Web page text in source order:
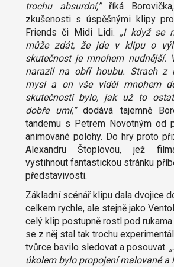
trochu absurdní,”říká
zkušenosti s úspěšnými klipy
Friends či Midi Lidi. „I když se
může zdát, že jde v klipu o
skutečnost je mnohem nudnější.
narazil na obří houbu. Strach z
mysl a on vše viděl mnohem
skutečnosti bylo, jak už to
dobře umí,“dodává tajemně
tandemu s Petrem Novotným od
animované polohy. Do hry proto
Alexandru Štoplovou, jež
vystihnout fantastickou stránku
představivosti.
Základní scénář klipu dala dvojice
celkem rychle, ale stejně jako
celý klip postupně rostl pod rukama
se z něj stal tak trochu
tvůrce bavilo sledovat a posouvat.
úkolem bylo propojení malované a